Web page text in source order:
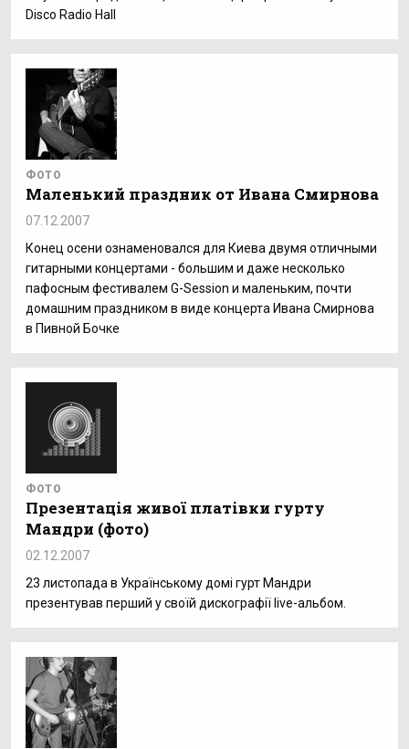
Disco Radio Hall
ФОТО
Маленький праздник от Ивана Смирнова
07.12.2007
Конец осени ознаменовался для Киева двумя отличными
гитарными концертами - большим и даже несколько
пафосным фестивалем G-Session и маленьким, почти
домашним праздником в виде концерта Ивана Смирнова
в Пивной Бочке
ФОТО
Презентація живої платівки гурту
Мандри (фото)
02.12.2007
23 листопада в Українському домі гурт Мандри
презентував перший у своїй дискографії live-альбом.